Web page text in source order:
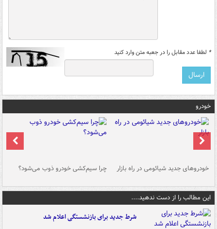
* لطفا عدد مقابل را در جعبه متن وارد کنید
خودرو
خودروهای جدید شیائومی در راه بازار چرا سیم‌کشی خودرو ذوب می‌شود؟
این مطالب را از دست ندهید....
شرط جدید برای بازنشستگی اعلام شد